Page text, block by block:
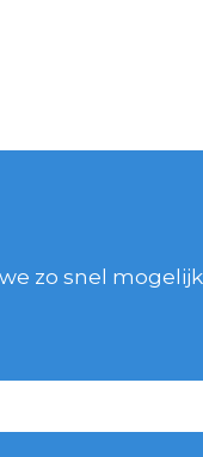
zo snel mogelijk